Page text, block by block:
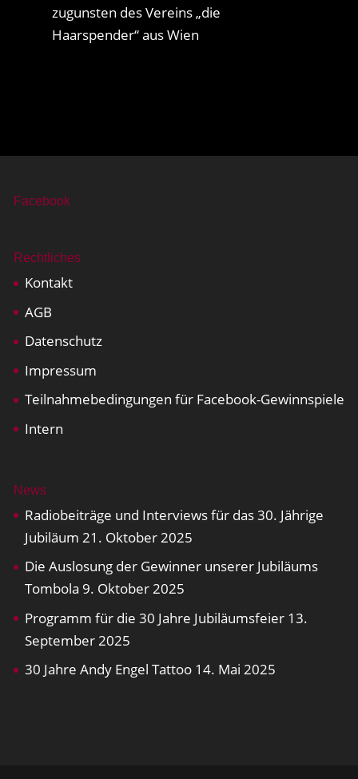
zugunsten des Vereins „die
Haarspender“ aus Wien
Facebook
Rechtliches
Kontakt
AGB
Datenschutz
Impressum
Teilnahmebedingungen für Facebook-Gewinnspiele
Intern
News
Radiobeiträge und Interviews für das 30. Jährige
Jubiläum 21. Oktober 2025
Die Auslosung der Gewinner unserer Jubiläums
Tombola 9. Oktober 2025
Programm für die 30 Jahre Jubiläumsfeier 13.
September 2025
30 Jahre Andy Engel Tattoo 14. Mai 2025